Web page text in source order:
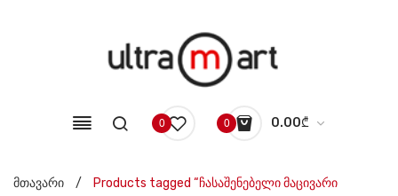
0 0 0.00₾
No products in the cart.
მთავარი /
Products tagged “ჩასაშენებელი მაცივარი